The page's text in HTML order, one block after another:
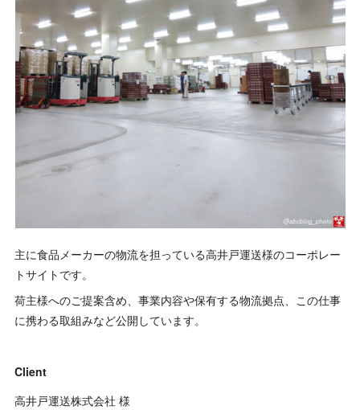
主に食品メーカーの物流を担っている高井戸運送様のコーポレー
トサイトです。
荷主様へのご提案含め、事業内容や保有する物流拠点、この仕事
に携わる取組みなど公開しています。
Client
高井戸運送株式会社 様